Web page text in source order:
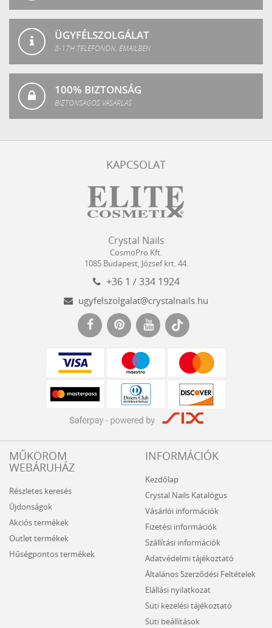
ÜGYFÉLSZOLGÁLAT
8-17H TELEFONON, EMAILBEN
100% BIZTONSÁG
BIZTONSÁGOS VÁSÁRLÁS
KAPCSOLAT
Nails
Kft.
Crystal Nails
CosmoPro Kft.
1085 Budapest, József krt. 44.
+36 1 / 334 1924
ugyfelszolgalat@crystalnails.hu
MŰKÖRÖM
WEBÁRUHÁZ
Részletes keresés
Újdonságok
Akciós termékek
Outlet termékek
Hűségpontos termékek
INFORMÁCIÓK
Kezdőlap
Crystal Nails Katalógus
Vásárlói információk
Fizetési információk
Szállítási információk
Adatvédelmi tájékoztató
Általános Szerződési Feltételek
Elállási nyilatkozat
Süti kezelési tájékoztató
Süti beállítások